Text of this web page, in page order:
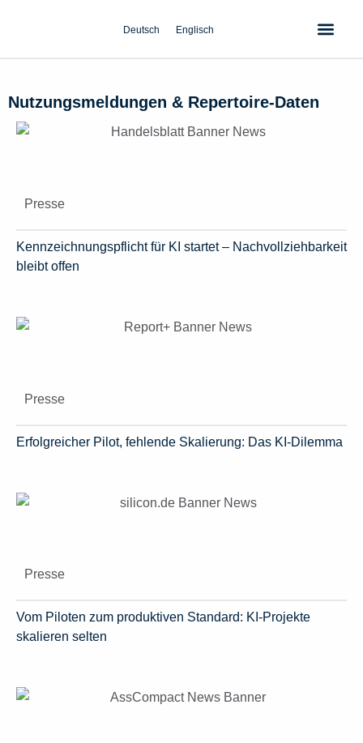
Deutsch Englisch
Nutzungsmeldungen & Repertoire‑Daten
Presse
Kennzeichnungspflicht für KI startet – Nachvollziehbarkeit
bleibt offen
Presse
Erfolgreicher Pilot, fehlende Skalierung: Das KI-Dilemma
Presse
Vom Piloten zum produktiven Standard: KI-Projekte
skalieren selten